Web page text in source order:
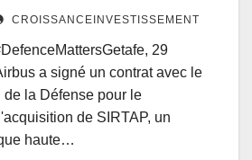
CROISSANCEINVESTISSEMENT
29
a signé un contrat avec le
la Défense pour le
de SIRTAP, un
haute…